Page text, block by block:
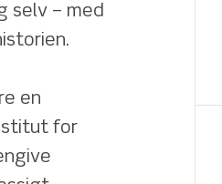
selv – med
en
for